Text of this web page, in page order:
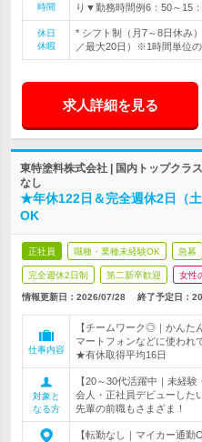
時間
り▼勤務時間例6：50～15
休日
休暇
* シフト制（月7～8日休み
／最大20日）※1時間単位
求人詳細を見る
東特塗料株式会社 | 国内トップクラ
なし
★年休122日＆完全週休2日（
OK
正社員 職種・業種未経験OK 急募
完全週休2日制 第二新卒歓迎 女性
情報更新日：2026/07/28 終了予定日：
仕事内容
【チームワーク◎｜かんた
マートフォンなどに使われ
★有休取得平均16日
対象と
なる方
【20～30代活躍中｜未経
会人・正社員デビューした
先輩の前職もさまざま！
【転勤なし｜マイカー通勤